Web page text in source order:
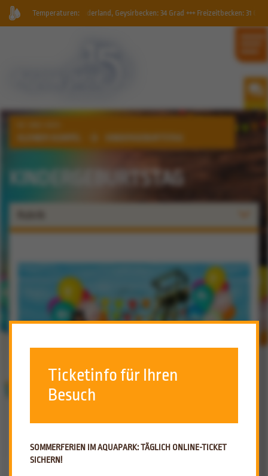
Ticketinfo für Ihren
Besuch
SOMMERFERIEN IM AQUAPARK: TÄGLICH ONLINE-TICKET
SICHERN!
Temperaturen:
Kinderland, Geysirbecken: 34 Grad +++ Freizeitbecken: 31 Grad +++
KINDERGEBURTSTAG
KINDERGEBURTSTAG